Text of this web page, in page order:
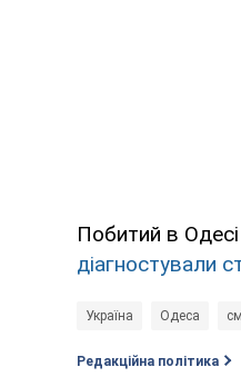
Побитий в
діагностували
Україна Одеса
Редакційна політика